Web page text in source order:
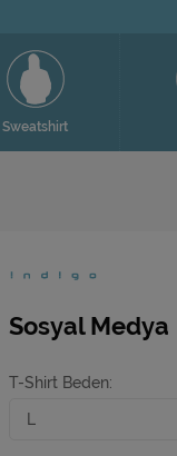
Sweatshirt
Sosyal Medya
T-Shirt Beden